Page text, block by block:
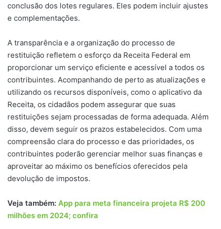
conclusão dos lotes regulares. Eles podem incluir ajustes
e complementações.
A transparência e a organização do processo de
restituição refletem o esforço da Receita Federal em
proporcionar um serviço eficiente e acessível a todos os
contribuintes. Acompanhando de perto as atualizações e
utilizando os recursos disponíveis, como o aplicativo da
Receita, os cidadãos podem assegurar que suas
restituições sejam processadas de forma adequada. Além
disso, devem seguir os prazos estabelecidos. Com uma
compreensão clara do processo e das prioridades, os
contribuintes poderão gerenciar melhor suas finanças e
aproveitar ao máximo os benefícios oferecidos pela
devolução de impostos.
Veja também: App para meta financeira projeta R$ 200
milhões em 2024; confira